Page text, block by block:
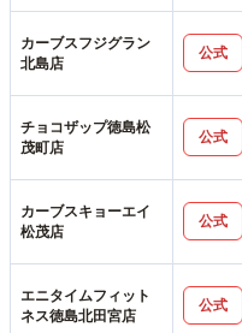
カーブスフジグラン
北島店
公式
チョコザップ徳島松
茂町店
公式
カーブスキョーエイ
松茂店
公式
エニタイムフィット
ネス徳島北田宮店
公式